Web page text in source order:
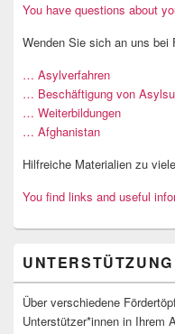
You have questions about
Wenden Sie sich an uns bei
… Asylverfahren
… Beschäftigung von
… Weiterbildungen
… Afghanistan
Hilfreiche Materialien zu
You find links and useful
UNTERSTÜTZUNG
Über verschiedene
Unterstützer*innen in Ihrem